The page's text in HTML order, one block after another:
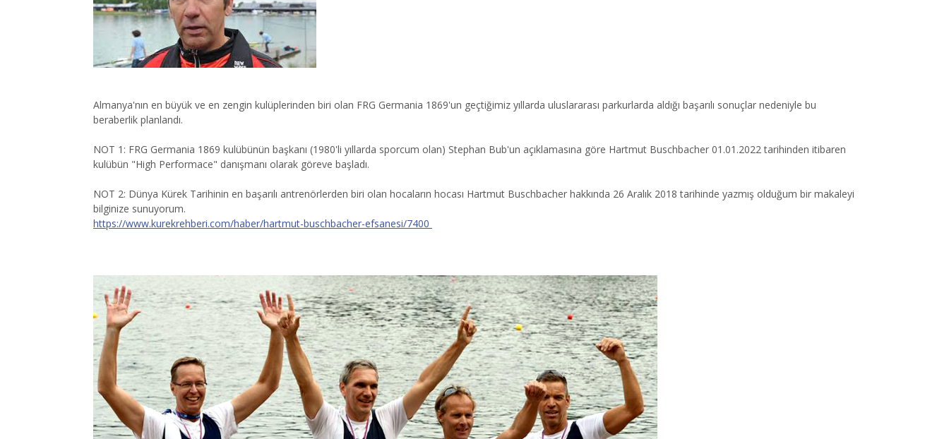
Almanya'nın en büyük ve en zengin kulüplerinden biri olan FRG Germania 1869'un geçtiğimiz yıllarda uluslararası parkurlarda aldığı başarılı sonuçlar nedeniyle bu
beraberlik planlandı.
NOT 1: FRG Germania 1869 kulübünün başkanı (1980'li yıllarda sporcum olan) Stephan Bub'un açıklamasına göre Hartmut Buschbacher 01.01.2022 tarihinden itibaren
kulübün "High Performace" danışmanı olarak göreve başladı.
NOT 2: Dünya Kürek Tarihinin en başarılı antrenörlerden biri olan hocaların hocası Hartmut Buschbacher hakkında 26 Aralık 2018 tarihinde yazmış olduğum bir makaleyi
bilginize sunuyorum.
https://www.kurekrehberi.com/haber/hartmut-buschbacher-efsanesi/7400